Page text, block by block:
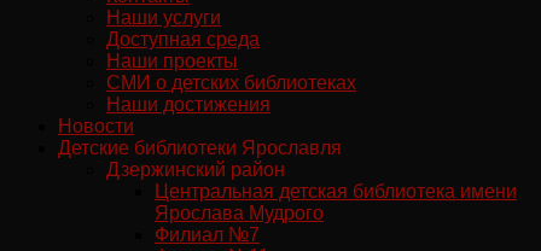
Наши услуги
Доступная среда
Наши проекты
СМИ о детских библиотеках
Наши достижения
Новости
Детские библиотеки Ярославля
Дзержинский район
Центральная детская библиотека имени
Ярослава Мудрого
Филиал №7